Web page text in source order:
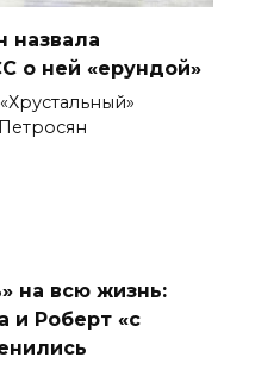
назвала
о ней «ерундой»
на всю жизнь:
и Роберт «с